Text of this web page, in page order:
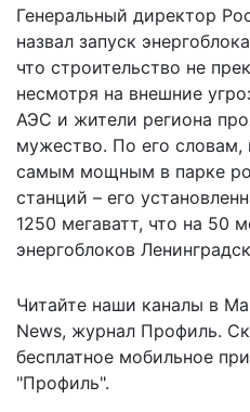
Генеральный директор
назвал запуск
что строительство не
несмотря на внешние
АЭС и жители региона
мужество. По его словам,
самым мощным в парке
станций – его
1250 мегаватт, что на 50
энергоблоков
Читайте наши каналы в
News, журнал Профиль.
бесплатное мобильное
"Профиль".